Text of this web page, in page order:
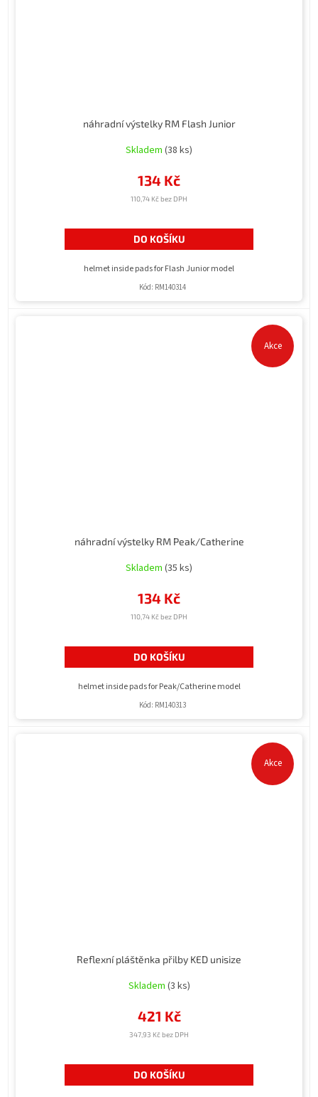
náhradní výstelky RM Flash Junior
Skladem (38 ks)
110,74 Kč bez DPH
134 Kč
DO KOŠÍKU
helmet inside pads for Flash Junior model
Kód: RM140314
Akce
náhradní výstelky RM Peak/Catherine
Skladem (35 ks)
110,74 Kč bez DPH
134 Kč
DO KOŠÍKU
helmet inside pads for Peak/Catherine model
Kód: RM140313
Akce
Reflexní pláštěnka přilby KED unisize
Skladem (3 ks)
347,93 Kč bez DPH
421 Kč
DO KOŠÍKU